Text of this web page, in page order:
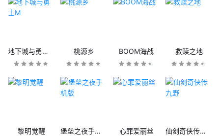
地下城与勇士M 桃源乡 BOOM海战 救赎之地
黎明觉醒 堡垒之夜手机版 心罪爱丽丝 仙剑奇侠传九野